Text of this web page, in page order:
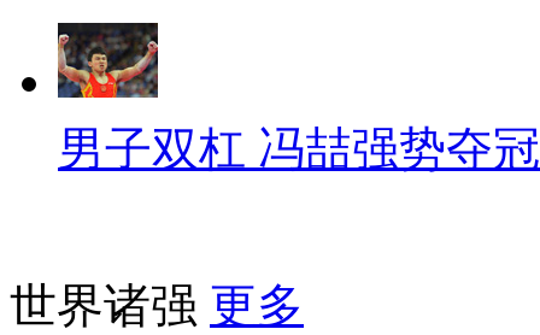
男子双杠 冯喆强势夺冠
世界诸强 更多